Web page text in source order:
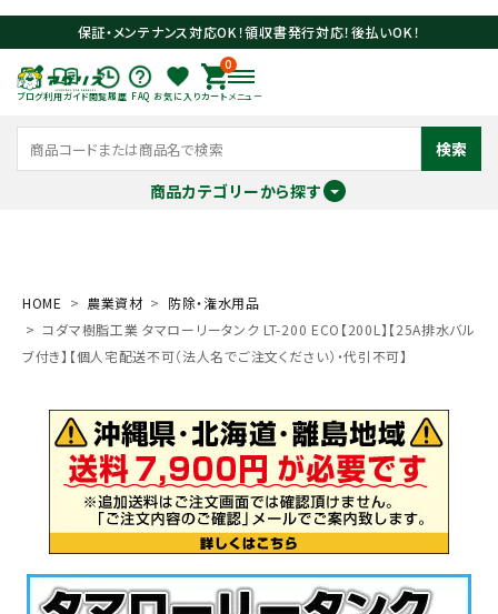
保証・メンテナンス対応OK！領収書発行対応！後払いOK！
ブログ利用ガイド閲覧履歴 FAQ お気に入り
0
カート メニュー
検索
商品カテゴリーから探す
search
閲覧履歴一覧
HOME 農業資材
防除・潅水用品
コダマ樹脂工業 タマローリータンク LT-200 ECO【200L】【25A排水バル
ブ付き】【個人宅配送不可（法人名でご注文ください）・代引不可】